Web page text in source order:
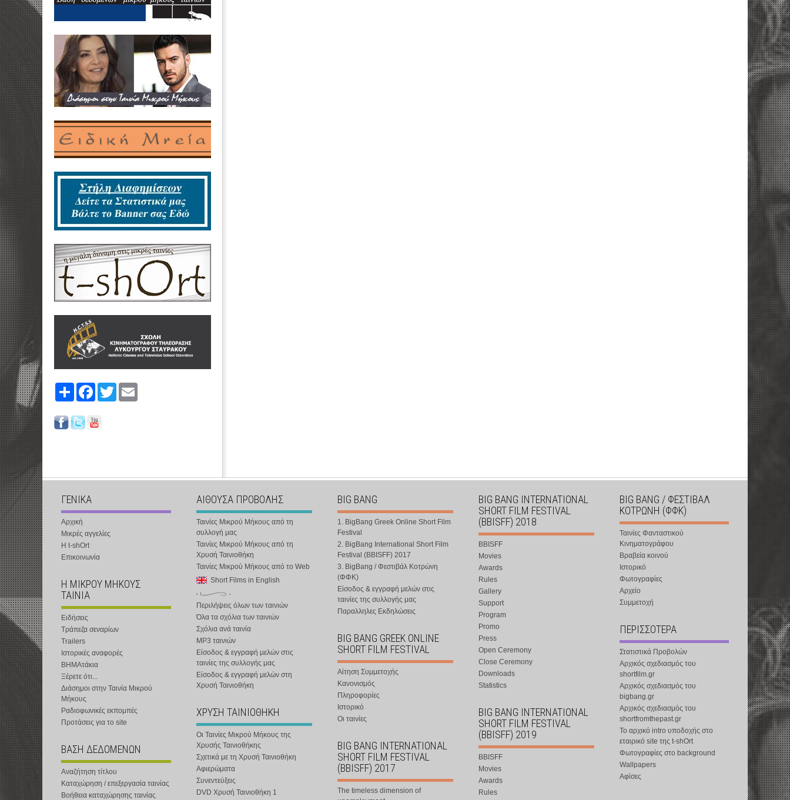
Share FacebookTwitter
ΓΕΝΙΚΑ
Αρχική
Μικρές αγγελίες
Η t-shOrt
Επικοινωνία
Η ΜΙΚΡΟΥ ΜΗΚΟΥΣ
ΤΑΙΝΙΑ
Ειδήσεις
Τράπεζα σεναρίων
Trailers
Ιστορικές αναφορές
ΒΗΜΑτάκια
Ξέρετε ότι...
Διάσημοι στην Ταινία Μικρού
Μήκους
Ραδιοφωνικές εκπομπές
Προτάσεις για το site
ΒΑΣΗ ΔΕΔΟΜΕΝΩΝ
Αναζήτηση τίτλου
Καταχώρηση / επεξεργασία ταινίας
Βοήθεια καταχώρησης ταινίας
ΑΙΘΟΥΣΑ ΠΡΟΒΟΛΗΣ
Ταινίες Μικρού Μήκους από τη
συλλογή μας
Ταινίες Μικρού Μήκους από τη
Χρυσή Ταινιοθήκη
Ταινίες Μικρού Μήκους από το Web
Short Films in English
Περιλήψεις όλων των ταινιών
Όλα τα σχόλια των ταινιών
Σχόλια ανά ταινία
MP3 ταινιών
Είσοδος & εγγραφή μελών στις
ταινίες της συλλογής μας
Είσοδος & εγγραφή μελών στη
Χρυσή Ταινιοθήκη
ΧΡΥΣΗ ΤΑΙΝΙΟΘΗΚΗ
Οι Ταινίες Μικρού Μήκους της
Χρυσής Ταινιοθήκης
Σχετικά με τη Χρυσή Ταινιοθήκη
Αφιερώματα
Συνεντεύξεις
DVD Χρυσή Ταινιοθήκη 1
BIG BANG
1. BigBang Greek Online Short Film
Festival
2. BigBang International Short Film
Festival (BBISFF) 2017
3. BigBang / Φεστιβάλ Κοτρώνη
(ΦΦΚ)
Είσοδος & εγγραφή μελών στις
ταινίες της συλλογής μας
Παραλληλες Εκδηλώσεις
BIG BANG GREEK ONLINE
SHORT FILM FESTIVAL
Αίτηση Συμμετοχής
Κανονισμός
Πληροφορίες
Ιστορικό
Οι ταινίες
BIG BANG INTERNATIONAL
SHORT FILM FESTIVAL
(BBISFF) 2017
The timeless dimension of
BIG BANG INTERNATIONAL
SHORT FILM FESTIVAL
(BBISFF) 2018
BBISFF
Movies
Awards
Rules
Gallery
Support
Program
Promo
Press
Open Ceremony
Close Ceremony
Downloads
Statistics
BIG BANG INTERNATIONAL
SHORT FILM FESTIVAL
(BBISFF) 2019
BBISFF
Movies
Awards
Rules
BIG BANG / ΦΕΣΤΙΒΑΛ
ΚΟΤΡΩΝΗ (ΦΦΚ)
Ταινίες Φανταστικού
Κινηματογράφου
Βραβεία κοινού
Ιστορικό
Φωτογραφίες
Αρχείο
Συμμετοχή
ΠΕΡΙΣΣΟΤΕΡΑ
Στατιστικά Προβολών
Αρχικός σχεδιασμός του
shortfilm.gr
Αρχικός σχεδιασμός του
bigbang.gr
Αρχικός σχεδιασμός του
shortfromthepast.gr
Το αρχικό intro υποδοχής στο
εταιρικό site της t-shOrt
Φωτογραφίες στο background
Wallpapers
Αφίσες